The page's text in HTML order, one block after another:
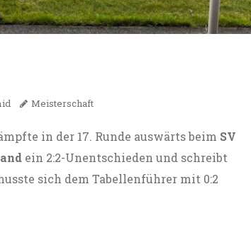
Meisterschaft
in der 17. Runde auswärts beim SV
ein 2:2-Unentschieden und schreibt
sich dem Tabellenführer mit 0:2